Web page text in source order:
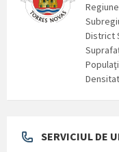
District
SERVICIUL DE